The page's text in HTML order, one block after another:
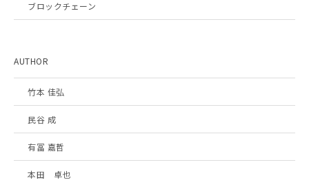
ブロックチェーン
AUTHOR
竹本 佳弘
民谷 成
有冨 嘉哲
本田 卓也